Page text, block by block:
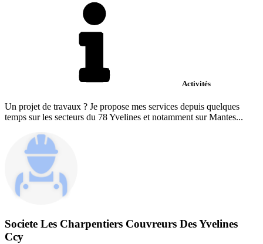
Activités
Un projet de travaux ? Je propose mes services depuis quelques
temps sur les secteurs du 78 Yvelines et notamment sur Mantes...
Societe Les Charpentiers Couvreurs Des Yvelines
Ccy